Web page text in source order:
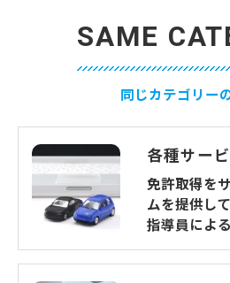
同じカテゴリー
SAME
各種サー
免許取得を
ムを提供し
指導員によ